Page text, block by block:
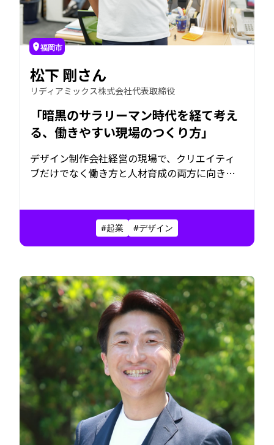
福岡市
松下 剛さん
リディアミックス株式会社代表取締役
「暗黒のサラリーマン時代を経て考え
る、働きやすい現場のつくり方」
デザイン制作会社経営の現場で、クリエイティ
ブだけでなく働き方と人材育成の両方に向き合
を美化せず、より持続可能な業界のあり方を模
索している。デザイナーを育てることは、未来
の土台をつくることでもある。その視点から、
能な創造の現場は、どのようにつくられていく
のか。
#起業 #デザイン